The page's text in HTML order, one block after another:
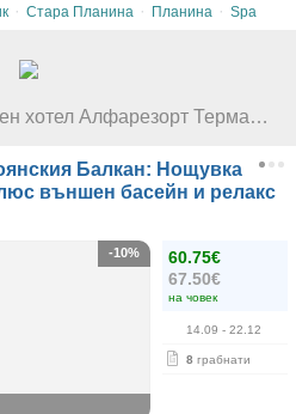
· Стара Планина · Планина · Spa
Още оферти от Семеен хотел Алфарезорт Термал Чифлика***
Балкан: Нощувка
външен басейн и релакс
60.75€
67.50€
на човек
14.09 - 22.12
8 грабнати
-10%